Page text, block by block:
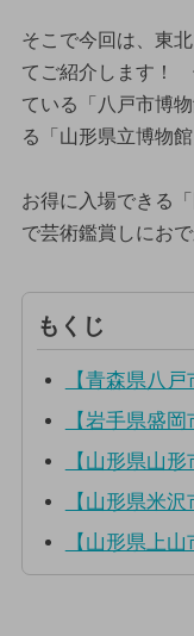
そこで今回は、東
てご紹介します！
ている「八戸市博
る「山形県立博物
お得に入場できる
で芸術鑑賞しにお
もくじ
【青森県八
【岩手県盛
【山形県山
【山形県米
【山形県上